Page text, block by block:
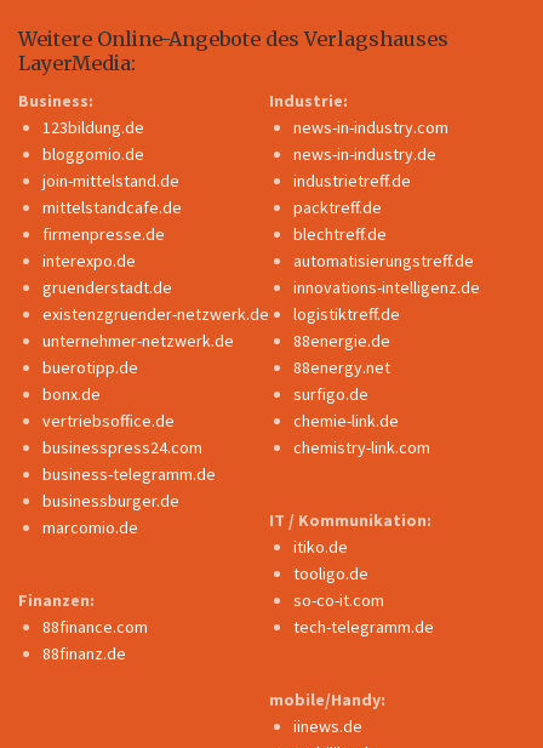
Weitere Online-Angebote des Verlagshauses
LayerMedia:
Business:
123bildung.de
bloggomio.de
join-mittelstand.de
mittelstandcafe.de
firmenpresse.de
interexpo.de
gruenderstadt.de
existenzgruender-netzwerk.de
unternehmer-netzwerk.de
buerotipp.de
bonx.de
vertriebsoffice.de
businesspress24.com
business-telegramm.de
businessburger.de
marcomio.de
Finanzen:
88finance.com
88finanz.de
Industrie:
news-in-industry.com
news-in-industry.de
industrietreff.de
packtreff.de
blechtreff.de
automatisierungstreff.de
innovations-intelligenz.de
logistiktreff.de
88energie.de
88energy.net
surfigo.de
chemie-link.de
chemistry-link.com
IT / Kommunikation:
itiko.de
tooligo.de
so-co-it.com
tech-telegramm.de
mobile/Handy:
iinews.de